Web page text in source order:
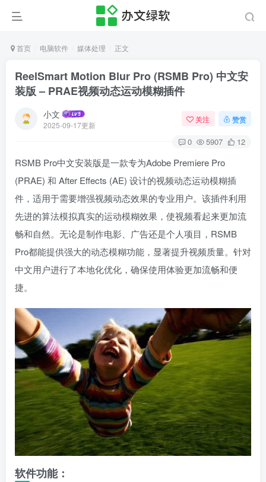
首页 电脑软件 媒体处理 正文
ReelSmart Motion Blur Pro (RSMB Pro) 中文安
装版 – PRAE视频动态运动模糊插件
小文
2025-09-17更新
关注 赞赏
0 5907 12
RSMB Pro中文安装版是一款专为Adobe Premiere Pro
(PRAE) 和 After Effects (AE) 设计的视频动态运动模糊插
件，适用于需要增强视频动态效果的专业用户。该插件利用
先进的算法模拟真实的运动模糊效果，使视频看起来更加流
畅和自然。无论是制作电影、广告还是个人项目，RSMB
Pro都能提供强大的动态模糊功能，显著提升视频质量。针对
中文用户进行了本地化优化，确保使用体验更加流畅和便
捷。
软件功能：